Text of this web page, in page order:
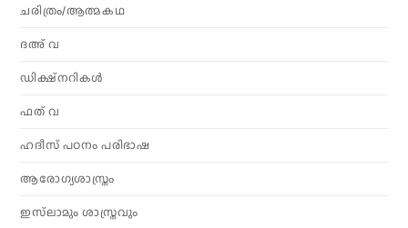
ചരിത്രം/ആത്മകഥ
ദഅ് വ
ഡിക്ഷ്നറികൾ
ഫത് വ
ഹദീസ് പഠനം പരിഭാഷ
ആരോഗ്യശാസ്ത്രം
ഇസ്‌ലാമും ശാസ്ത്രവും